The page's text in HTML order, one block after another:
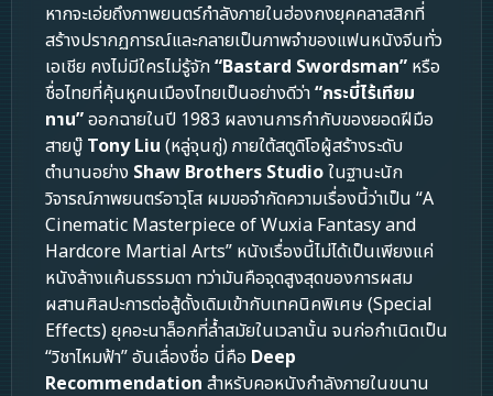
หากจะเอ่ยถึงภาพยนตร์กำลังภายในฮ่องกงยุคคลาสสิกที่
สร้างปรากฏการณ์และกลายเป็นภาพจำของแฟนหนังจีนทั่ว
เอเชีย คงไม่มีใครไม่รู้จัก“Bastard Swordsman” หรือ
ชื่อไทยที่คุ้นหูคนเมืองไทยเป็นอย่างดีว่า“กระบี่ไร้เทียม
ทาน”ออกฉายในปี 1983 ผลงานการกำกับของยอดฝีมือ
สายบู๊ Tony Liu (หลู่จุนกู่) ภายใต้สตูดิโอผู้สร้างระดับ
ตำนานอย่าง Shaw Brothers Studioในฐานะนัก
วิจารณ์ภาพยนตร์อาวุโส ผมขอจำกัดความเรื่องนี้ว่าเป็น “A
Cinematic Masterpiece of Wuxia Fantasy and
Hardcore Martial Arts” หนังเรื่องนี้ไม่ได้เป็นเพียงแค่
หนังล้างแค้นธรรมดา ทว่ามันคือจุดสูงสุดของการผสม
ผสานศิลปะการต่อสู้ดั้งเดิมเข้ากับเทคนิคพิเศษ (Special
Effects) ยุคอะนาล็อกที่ล้ำสมัยในเวลานั้น จนก่อกำเนิดเป็น
“วิชาไหมฟ้า” อันเลื่องชื่อ นี่คือ Deep
Recommendation สำหรับคอหนังกำลังภายในขนาน